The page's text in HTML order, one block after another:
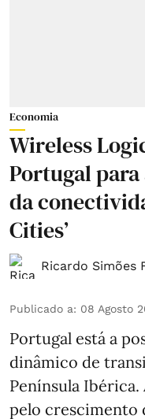
Economia
Wireless
Portugal
da
Cities’
Ricardo Simões
Publicado a: 08 Agosto
Portugal está a
dinâmico de
Península
pelo crescimento